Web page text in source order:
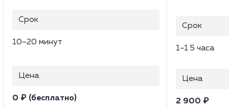
Срок
10–20 минут
Цена
0 ₽ (бесплатно)
Срок
1–1.5 часа
Цена
2 900 ₽